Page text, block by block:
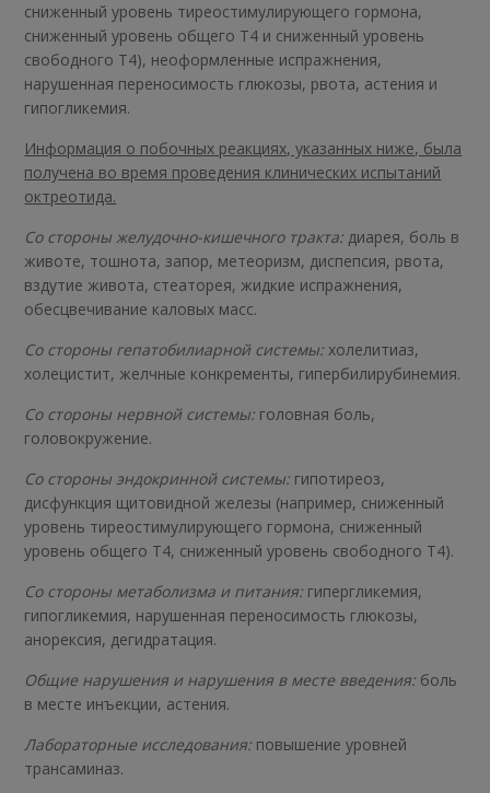
сниженный уровень тиреостимулирующего гормона,
сниженный уровень общего T4 и сниженный уровень
свободного T4), неоформленные испражнения,
нарушенная переносимость глюкозы, рвота, астения и
гипогликемия.
Информация о побочных реакциях, указанных ниже, была
получена во время проведения клинических испытаний
октреотида.
Со стороны желудочно-кишечного тракта: диарея, боль в
животе, тошнота, запор, метеоризм, диспепсия, рвота,
вздутие живота, стеаторея, жидкие испражнения,
обесцвечивание каловых масс.
Со стороны гепатобилиарной системы: холелитиаз,
холецистит, желчные конкременты, гипербилирубинемия.
Со стороны нервной системы: головная боль,
головокружение.
Со стороны эндокринной системы: гипотиреоз,
дисфункция щитовидной железы (например, сниженный
уровень тиреостимулирующего гормона, сниженный
уровень общего T4, сниженный уровень свободного T4).
Со стороны метаболизма и питания: гипергликемия,
гипогликемия, нарушенная переносимость глюкозы,
анорексия, дегидратация.
Общие нарушения и нарушения в месте введения: боль
в месте инъекции, астения.
Лабораторные исследования: повышение уровней
трансаминаз.